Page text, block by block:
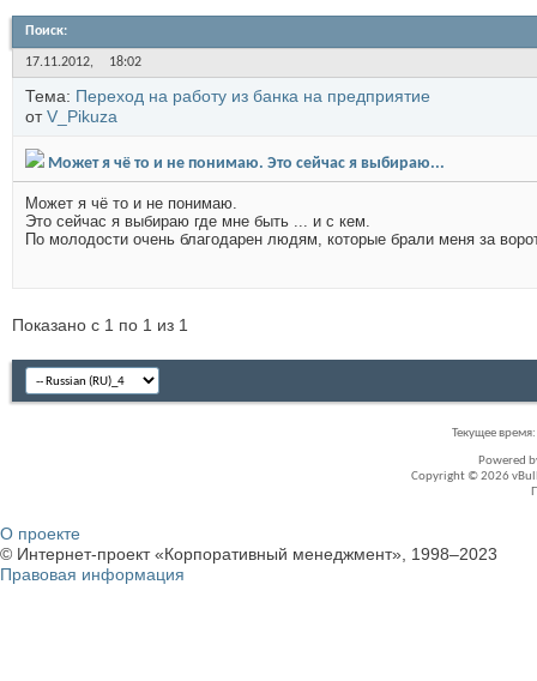
Поиск:
17.11.2012, 18:02
Тема: Переход на работу из банка на предприятие
отV_Pikuza
Может я чё то и не понимаю. Это сейчас я выбираю...
Может я чё то и не понимаю.
Это сейчас я выбираю где мне быть ... и с кем.
По молодости очень благодарен людям, которые брали меня за
Показано с 1 по 1 из 1
Текущее время:
Powered
Copyright © 2026
О проекте
© Интернет-проект «Корпоративный менеджмент», 1998–2023
Правовая информация